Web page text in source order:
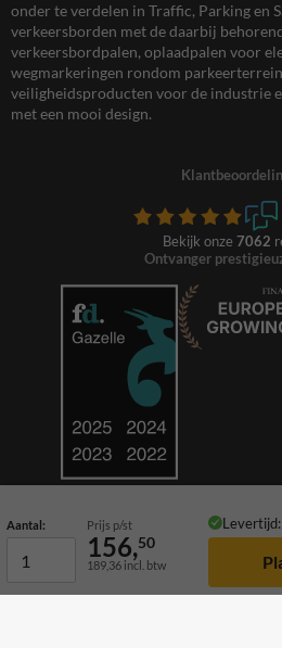
Aantal: Prijs p/st Levertijd:
156,50
189,36 incl. btw
onder te verdelen in Traffic, Parking en
verkeersborden met de daarbij
verkeersbordpalen, oplaadpalen voor
wegmarkeringen rondom
veiligheidsproducten voor de industrie
met een mooi design.
Bekijk onze 7062
Ontvanger
© 2026 TrafficSupply. Alle